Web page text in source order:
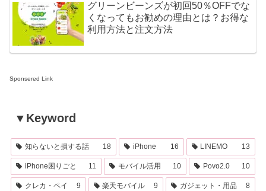
グリーンビーンズが初回50％OFFでな
くなってもお勧めの理由とは？お得な
利用方法と注文方法
Sponsered Link
▼Keyword
知らないと損する話 18 iPhone 16 LINEMO 13
iPhone困りごと 11 モバイル活用 10 Povo2.0 10
クレカ・ペイ 9 楽天モバイル 9 ガジェット・用品 8